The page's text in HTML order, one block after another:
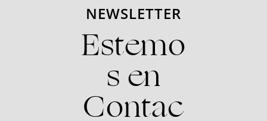
NEWSLETTER
Estemo
s en
Contac